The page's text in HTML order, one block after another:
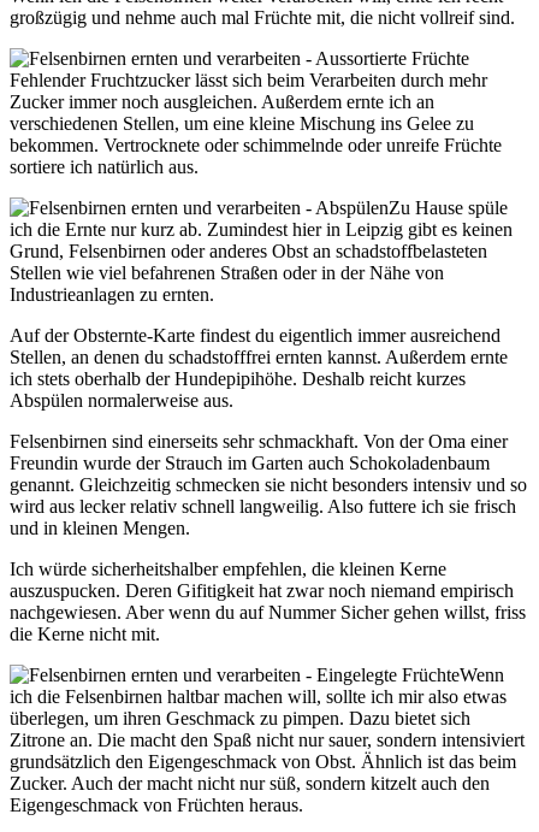
großzügig und nehme auch mal Früchte mit, die nicht vollreif sind.
Fehlender Fruchtzucker lässt sich beim Verarbeiten durch mehr
Zucker immer noch ausgleichen. Außerdem ernte ich an
verschiedenen Stellen, um eine kleine Mischung ins Gelee zu
bekommen. Vertrocknete oder schimmelnde oder unreife Früchte
sortiere ich natürlich aus.
Zu Hause spüle
ich die Ernte nur kurz ab. Zumindest hier in Leipzig gibt es keinen
Grund, Felsenbirnen oder anderes Obst an schadstoffbelasteten
Stellen wie viel befahrenen Straßen oder in der Nähe von
Industrieanlagen zu ernten.
Auf derObsternte-Karte findest du eigentlich immer ausreichend
Stellen, an denen du schadstofffrei ernten kannst. Außerdem ernte
ich stets oberhalb der Hundepipihöhe. Deshalb reicht kurzes
Abspülen normalerweise aus.
Felsenbirnen sind einerseits sehr schmackhaft. Von der Oma einer
Freundin wurde der Strauch im Garten auch Schokoladenbaum
genannt. Gleichzeitig schmecken sie nicht besonders intensiv und so
wird aus lecker relativ schnell langweilig. Also futtere ich sie frisch
und in kleinen Mengen.
Ich würde sicherheitshalber empfehlen, die kleinen Kerne
auszuspucken. Deren Gifitigkeit hat zwar noch niemand empirisch
nachgewiesen. Aber wenn du auf Nummer Sicher gehen willst, friss
die Kerne nicht mit.
Wenn
ich die Felsenbirnen haltbar machen will, sollte ich mir also etwas
überlegen, um ihren Geschmack zu pimpen. Dazu bietet sich
Zitrone an. Die macht den Spaß nicht nur sauer, sondern intensiviert
grundsätzlich den Eigengeschmack von Obst. Ähnlich ist das beim
Zucker. Auch der macht nicht nur süß, sondern kitzelt auch den
Eigengeschmack von Früchten heraus.